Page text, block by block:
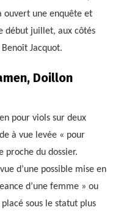
ouvert une enquête et
début juillet, aux côtés
Jacquot.
Doillon
pour viols sur deux
à vue levée « pour
proche du dossier.
d’une possible mise en
d’une femme » ou
sous le statut plus